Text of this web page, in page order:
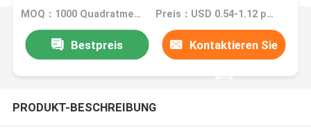
Membrane
MOQ：1000 Quadratmeter/Quadratmeter Preis：USD 0.54-1.12 per square meter
Bestpreis Kontaktieren Sie
uns
PRODUKT-BESCHREIBUNG